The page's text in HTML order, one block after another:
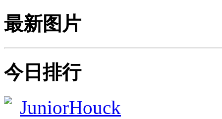
最新图片
今日排行
JuniorHouck